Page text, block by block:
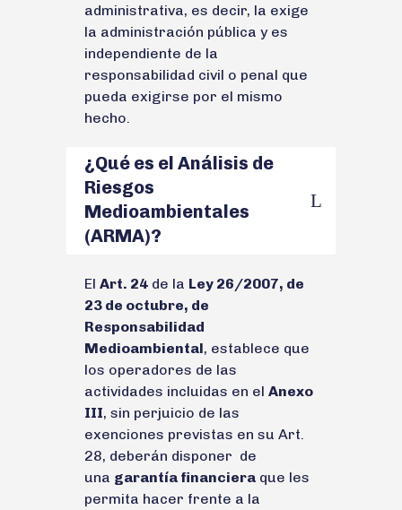
administrativa, es decir, la exige
la administración pública y es
independiente de la
responsabilidad civil o penal que
pueda exigirse por el mismo
hecho.
¿Qué es el Análisis de
Riesgos
Medioambientales
(ARMA)?
El Art. 24 de la Ley 26/2007, de
23 de octubre, de
Responsabilidad
Medioambiental, establece que
los operadores de las
actividades incluidas en el Anexo
III, sin perjuicio de las
exenciones previstas en su Art.
28, deberán disponer de
una garantía financiera que les
permita hacer frente a la